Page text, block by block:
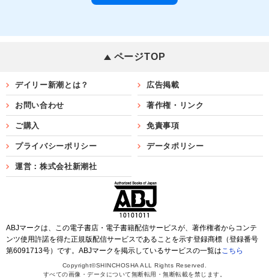
ページTOP
デイリー新潮とは？ 広告掲載
お問い合わせ 著作権・リンク
ご購入 免責事項
プライバシーポリシー データポリシー
運営：株式会社新潮社
ABJマークは、この電子書店・電子書籍配信サービスが、著作権者からコンテ
ンツ使用許諾を得た正規版配信サービスであることを示す登録商標（登録番号
第6091713号）です。ABJマークを掲示しているサービスの一覧は こちら
Copyright©SHINCHOSHA ALL Rights Reserved.
すべての画像・データについて無断転用・無断転載を禁じます。